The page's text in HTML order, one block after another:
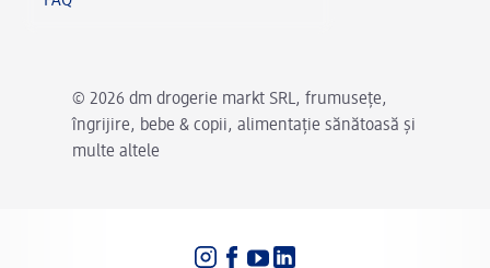
© 2026 dm drogerie markt SRL, frumusețe,
îngrijire, bebe & copii, alimentație sănătoasă și
multe altele